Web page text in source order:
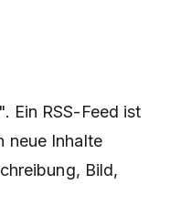
Ein RSS-Feed ist
neue Inhalte
Bild,